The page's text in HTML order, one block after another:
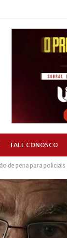
FALE CONOSCO
de pena para